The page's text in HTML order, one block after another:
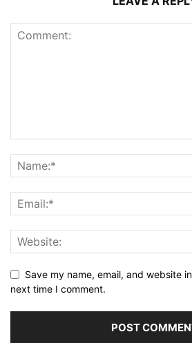
Save my name, email, and website
next time I comment.